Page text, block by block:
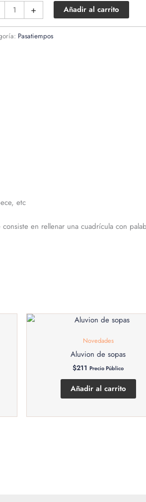
+ Añadir al carrito
Pasatiempos
etc
en rellenar una cuadrícula con
Novedades
Aluvion de sopas
$211 Precio Público
Añadir al carrito